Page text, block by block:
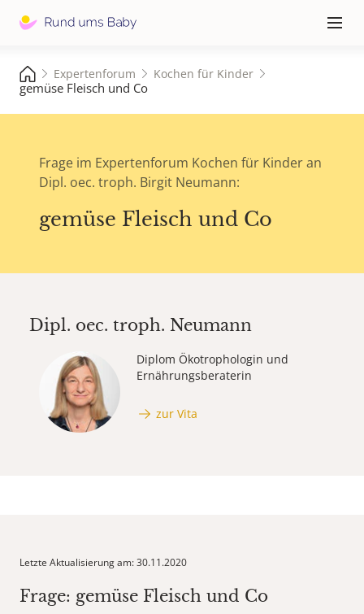
≡
Expertenforum Kochen für Kinder
gemüse Fleisch und Co
Frage im Expertenforum Kochen für Kinder an
Dipl. oec. troph. Birgit Neumann:
gemüse Fleisch und Co
Dipl. oec. troph. Neumann
Diplom Ökotrophologin und
Ernährungsberaterin
zur Vita
Letzte Aktualisierung am: 30.11.2020
Frage: gemüse Fleisch und Co